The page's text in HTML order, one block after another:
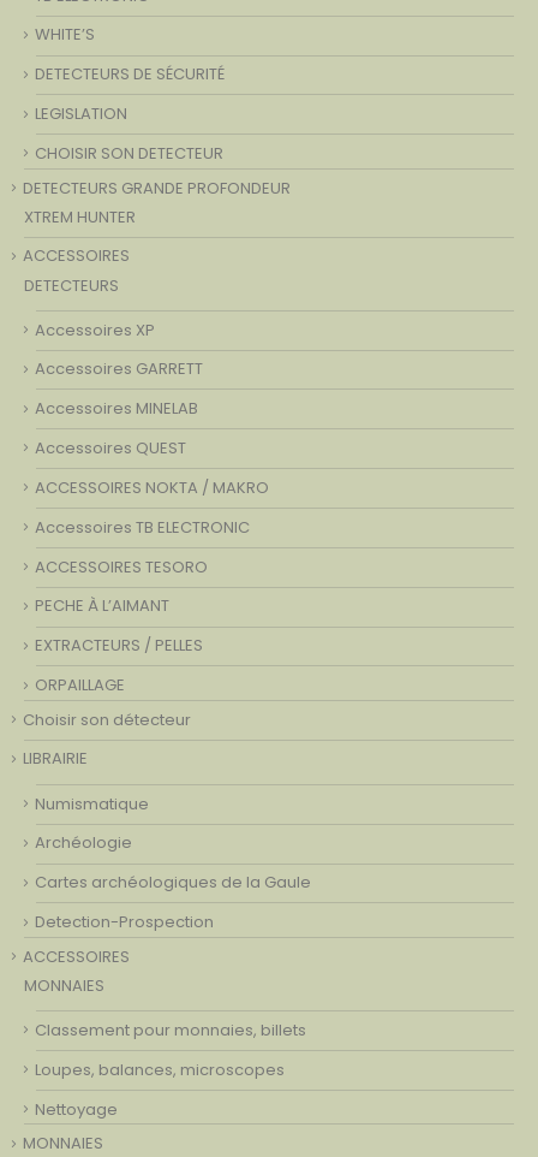
WHITE’S
DETECTEURS DE SÉCURITÉ
LEGISLATION
CHOISIR SON DETECTEUR
DETECTEURS GRANDE PROFONDEUR
XTREM HUNTER
ACCESSOIRES
DETECTEURS
Accessoires XP
Accessoires GARRETT
Accessoires MINELAB
Accessoires QUEST
ACCESSOIRES NOKTA / MAKRO
Accessoires TB ELECTRONIC
ACCESSOIRES TESORO
PECHE À L’AIMANT
EXTRACTEURS / PELLES
ORPAILLAGE
Choisir son détecteur
LIBRAIRIE
Numismatique
Archéologie
Cartes archéologiques de la Gaule
Detection-Prospection
ACCESSOIRES
MONNAIES
Classement pour monnaies, billets
Loupes, balances, microscopes
Nettoyage
MONNAIES